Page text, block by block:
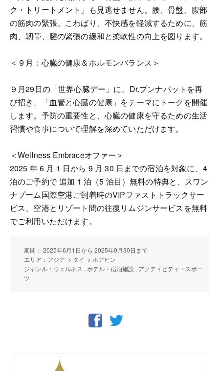
ク・トリートメント」も見逃せません。腰、骨盤、腹部
の筋肉の緊張、こわばり、不快感を軽減するために、筋
肉、靭帯、腱の緊張の緩和と柔軟性の向上を図ります。
＜９月：心臓の健康＆ホルモンバランス＞
９月29日の「世界心臓デー」に、Dr.プンナパットを再
び招き、「血管と心臓の健康」をテーマにトークを開催
します。予防の重要性と、心臓の健康を守るための生活
習慣や食事について理解を深めていただけます。
＜Wellness Embraceオファー＞
2025 年 6 月 1 日から 9 月 30 日までの宿泊を対象に、4
泊のご予約で 追加 1 泊（5 泊目）無料の特典と、スワン
ナプーム国際空港ご到着時のVIPファストトラックサー
ビス、空港とリゾート間の往復リムジンサービスを無料
でご利用いただけます。
期間： 2025年6月1日から 2025年9月30日まで
エリア：アジア > タイ > ホアヒン
ジャンル：ウェルネス , ホテル・宿泊施設 , アクティビティ・スポー
ツ